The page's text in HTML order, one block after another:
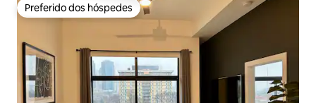
Preferido dos hóspedes
Preferido dos hóspedes